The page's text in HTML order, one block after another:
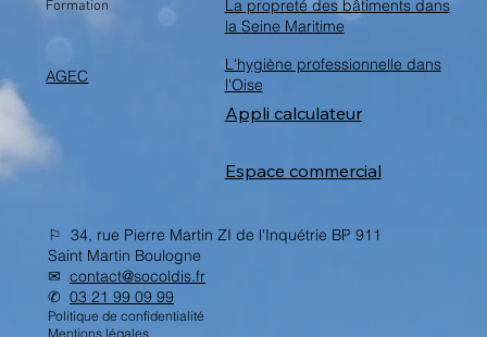
Formation
AGEC
La propreté des bâtiments dans
la Seine Maritime
L'hygiène professionnelle dans
l'Oise
Espace commercial
Appli calculateur
⚐ 34, rue Pierre Martin ZI de l'Inquétrie BP 911
Saint Martin Boulogne
✉︎ contact@socoldis.fr
✆ 03 21 99 09 99
Politique de confidentialité
Mentions légales